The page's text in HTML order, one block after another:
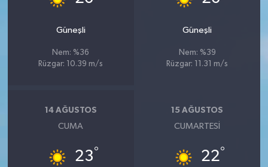
Güneşli
Nem: %36
Rüzgar: 10.39 m/s
Güneşli
Nem: %39
Rüzgar: 11.31 m/s
14 AĞUSTOS
CUMA
23°
15 AĞUSTOS
CUMARTESI
22°